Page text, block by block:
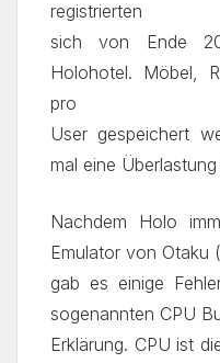
registrierten
sich von Ende
Holohotel. Möbel,
pro
User gespeichert
mal eine
Nachdem Holo
Emulator von Otaku
gab es einige
sogenannten CPU
Erklärung. CPU ist